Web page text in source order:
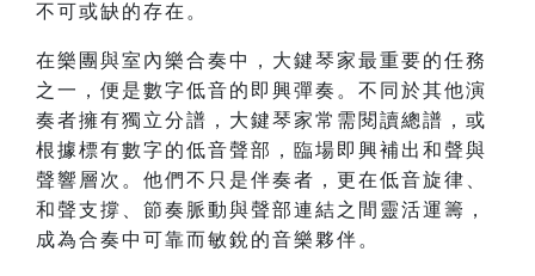
不可或缺的存在。
在樂團與室內樂合奏中，大鍵琴家最重要的任務
之一，便是數字低音的即興彈奏。不同於其他演
奏者擁有獨立分譜，大鍵琴家常需閱讀總譜，或
根據標有數字的低音聲部，臨場即興補出和聲與
聲響層次。他們不只是伴奏者，更在低音旋律、
和聲支撐、節奏脈動與聲部連結之間靈活運籌，
成為合奏中可靠而敏銳的音樂夥伴。